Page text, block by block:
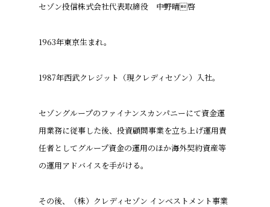
セゾン投信株式会社代表取締役 中野晴啓
1963年東京生まれ。
1987年西武クレジット（現クレディセゾン）入社。
セゾングループのファイナンスカンパニーにて資金運
用業務に従事した後、投資顧問事業を立ち上げ運用責
任者としてグループ資金の運用のほか海外契約資産等
の運用アドバイスを手がける。
その後、（株）クレディセゾン インベストメント事業